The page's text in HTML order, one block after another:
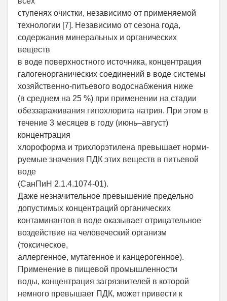
ступенях очистки, независимо от применяемой
технологии [7]. Независимо от сезона года,
содержания минеральных и органических
веществ
в воде поверхностного источника, концентрация
галогенорганических соединений в воде системы
хозяйственно-питьевого водоснабжения ниже
(в среднем на 25 %) при применении на стадии
обеззараживания гипохлорита натрия. При этом в
течение 3 месяцев в году (июнь–август)
концентрация
хлороформа и трихлорэтилена превышает норми-
руемые значения ПДК этих веществ в питьевой
воде
(СанПиН 2.1.4.1074-01).
Даже незначительное превышение предельно
допустимых концентраций органических
контаминантов в воде оказывает отрицательное
воздействие на человеческий организм
(токсическое,
аллергенное, мутагенное и канцерогенное).
Применение в пищевой промышленности
воды, концентрация загрязнителей в которой
немного превышает ПДК, может привести к